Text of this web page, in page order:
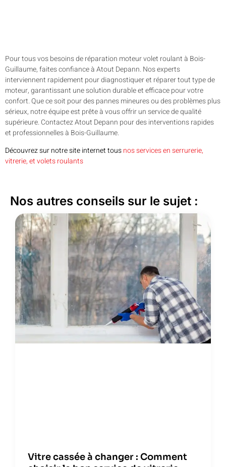
Pour tous vos besoins de réparation moteur volet roulant à Bois-
Guillaume, faites confiance à Atout Depann. Nos experts
interviennent rapidement pour diagnostiquer et réparer tout type de
moteur, garantissant une solution durable et efficace pour votre
confort. Que ce soit pour des pannes mineures ou des problèmes plus
sérieux, notre équipe est prête à vous offrir un service de qualité
supérieure. Contactez Atout Depann pour des interventions rapides
et professionnelles à Bois-Guillaume.
Découvrez sur notre site internet tousnos services en serrurerie,
vitrerie, et volets roulants
Nos autres conseils sur le sujet :
Vitre cassée à changer : Comment